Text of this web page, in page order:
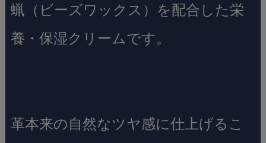
蝋（ビーズワックス）を配合した栄
養・保湿クリームです。
革本来の自然なツヤ感に仕上げるこ